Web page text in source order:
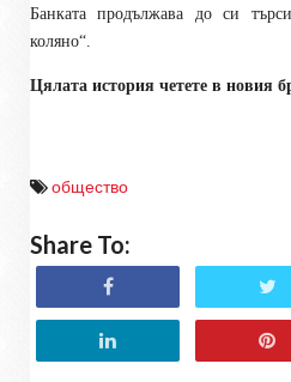
Банката продължава до си
коляно“.
Цялата история четете в новия
общество
Share To: